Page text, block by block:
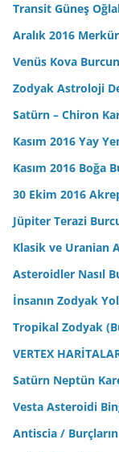
Transit Güneş
Aralık 2016
Venüs Kova
Zodyak Astroloji
Satürn – Chiron
Kasım 2016 Yay
Kasım 2016 Boğa
30 Ekim 2016
Jüpiter Terazi
Klasik ve Uranian
Asteroidler Nasıl
İnsanın Zodyak
Tropikal Zodyak
VERTEX
Satürn Neptün
Vesta Asteroidi
Antiscia / Burçların